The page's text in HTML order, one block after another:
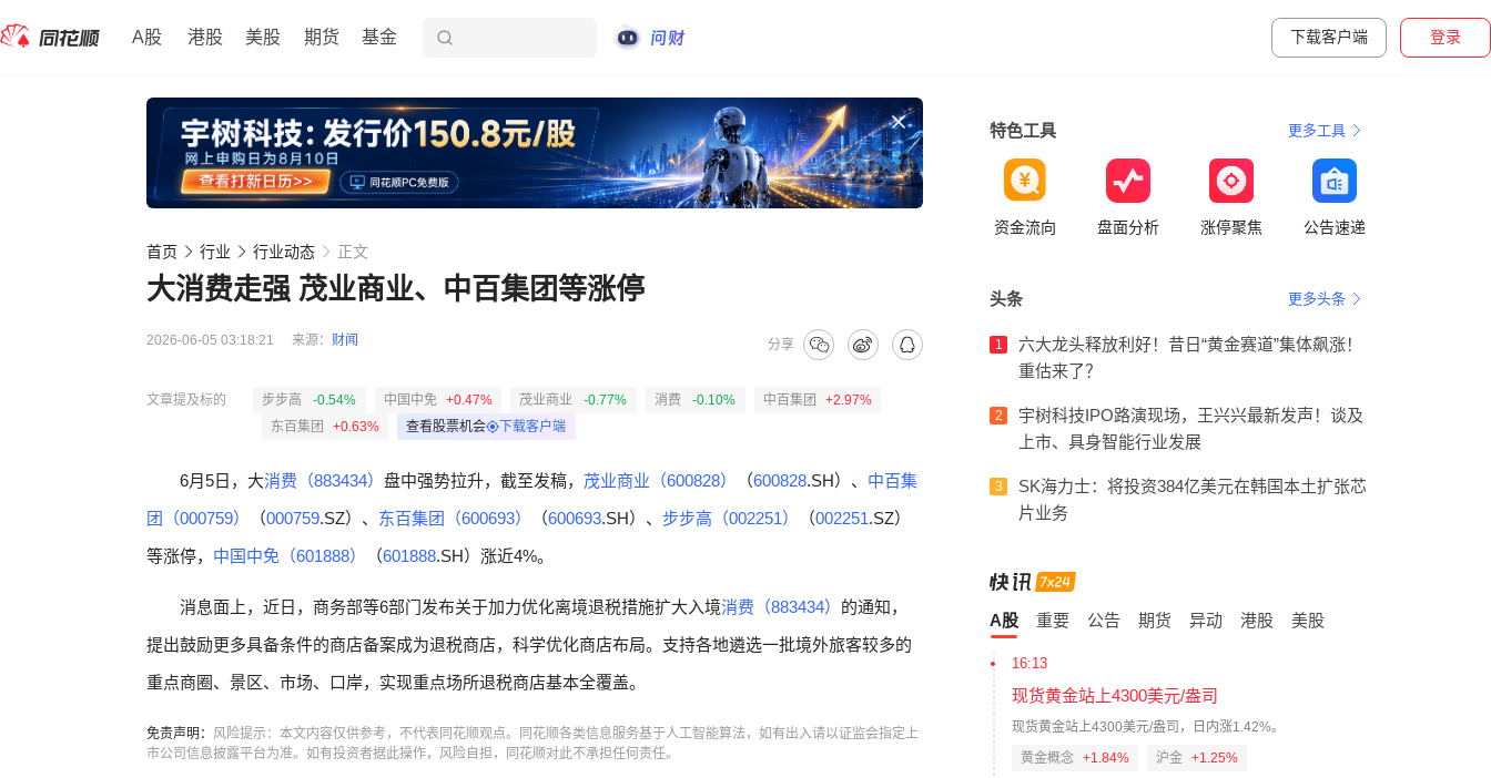
A股 港股 美股 期货 基金 下载客户端 登录
首页 行业 行业动态 正文
大消费走强 茂业商业、中百集团等涨停
2026-06-05 03:18:21 来源： 财闻 分享
文章提及标的 步步高 -0.54% 中国中免 +0.47% 茂业商业 -0.77% 消费 -0.10% 中百集团
+2.97%
东百集团
+0.63% 查看股票机会 下载客户端
6月5日，大消费（883434） 盘中强势拉升，截至发稿， 茂业商业（600828） （600828.SH）、 中百集
团（000759）
（000759.SZ）、 东百集团（600693） （600693.SH）、 步步高（002251） （002251.SZ）
等涨停， 中国中免（601888） （601888.SH）涨近4%。
消息面上，近日，商务部等6部门发布关于加力优化离境退税措施扩大入境消费（883434） 的通知，
提出鼓励更多具备条件的商店备案成为退税商店，科学优化商店布局。支持各地遴选一批境外旅客较多的
重点商圈、景区、市场、口岸，实现重点场所退税商店基本全覆盖。
免责声明： 风险提示：本文内容仅供参考，不代表同花顺观点。同花顺各类信息服务基于人工智能算法，如有出入请以证监会指定上
市公司信息披露平台为准。如有投资者据此操作，风险自担，同花顺对此不承担任何责任。
特色工具 更多工具
资金流向 盘面分析 涨停聚焦 公告速递
头条 更多头条
1
六大龙头释放利好！昔日“黄金赛道”集体飙涨！
重估来了？
2
宇树科技IPO路演现场，王兴兴最新发声！谈及
上市、具身智能行业发展
3
SK海力士：将投资384亿美元在韩国本土扩张芯
片业务
A股 重要 公告 期货 异动 港股 美股
16:13
现货黄金站上4300美元/盎司
现货黄金站上4300美元/盎司，日内涨1.42%。
黄金概念 +1.84% 沪金 +1.25%